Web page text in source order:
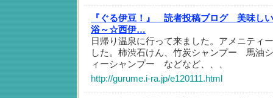
『ぐる伊豆！』 読者投稿ブログ 美味し
浴～☆西伊…
日帰り温泉に行って来ました。アメニティ
した。柿渋石けん、竹炭シャンプー 馬油
ィーシャンプー などなど、、、
http://gurume.i-ra.jp/e120111.html